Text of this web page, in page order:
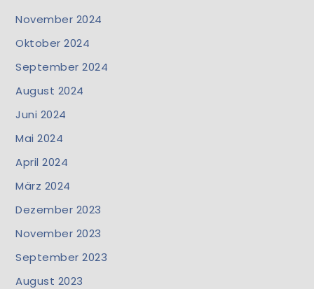
November 2024
Oktober 2024
September 2024
August 2024
Juni 2024
Mai 2024
April 2024
März 2024
Dezember 2023
November 2023
September 2023
August 2023